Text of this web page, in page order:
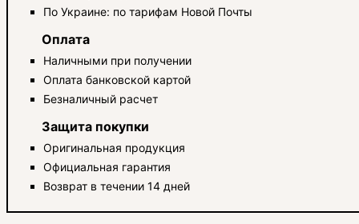
По Украине: по тарифам Новой Почты
Оплата
Наличными при получении
Оплата банковской картой
Безналичный расчет
Защита покупки
Оригинальная продукция
Официальная гарантия
Возврат в течении 14 дней